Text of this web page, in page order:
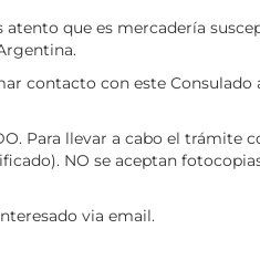
atento que es mercadería
contacto con este
Para llevar a cabo el
NO se aceptan
via email.